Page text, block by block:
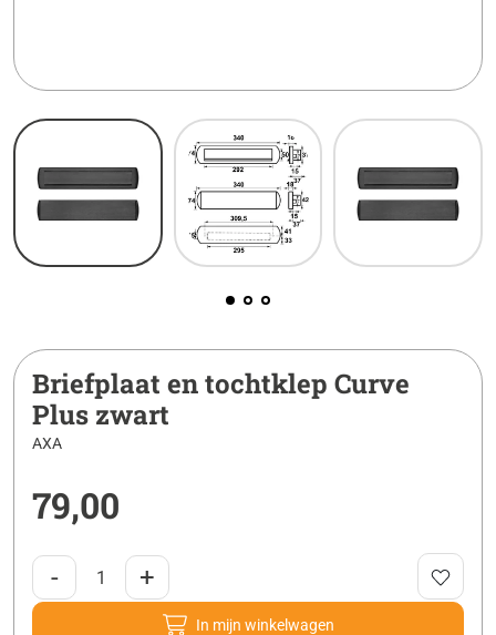
Briefplaat en tochtklep Curve
Plus zwart
AXA
79,00
- +
In mijn winkelwagen